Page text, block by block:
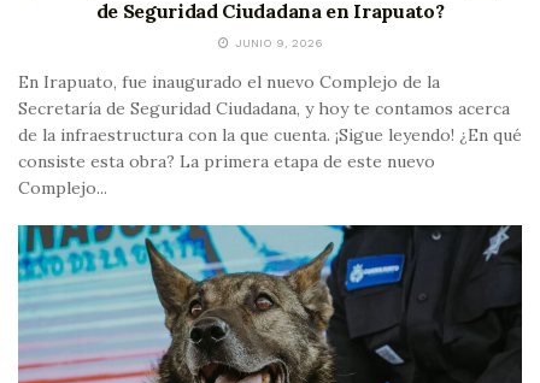
de Seguridad Ciudadana en Irapuato?
JUNIO 9, 2026
En Irapuato, fue inaugurado el nuevo Complejo de la
Secretaría de Seguridad Ciudadana, y hoy te contamos acerca
de la infraestructura con la que cuenta. ¡Sigue leyendo! ¿En qué
consiste esta obra? La primera etapa de este nuevo
Complejo...